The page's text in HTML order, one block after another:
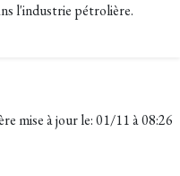
l'industrie pétrolière.
mise à jour le:01/11 à 08:26